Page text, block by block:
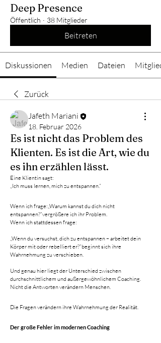
Deep Presence
Öffentlich · 38 Mitglieder
Beitreten
Diskussionen Medien Dateien
Zurück
Jafeth Mariani
18. Februar 2026
Es ist nicht das Problem des
Klienten. Es ist die Art, wie du
es ihn erzählen lässt.
Eine Klientin sagt:
„Ich muss lernen, mich zu entspannen.“
Wenn ich frage:„Warum kannst du dich nicht
entspannen?“vergrößere ich ihr Problem.
Wenn ich stattdessen frage:
„Wenn du versuchst, dich zu entspannen – arbeitet dein
Körper mit oder rebelliert er?“beginnt sich ihre
Wahrnehmung zu verschieben.
Und genau hier liegt der Unterschied zwischen
durchschnittlichem und außergewöhnlichem Coaching.
Nicht die Antworten verändern Menschen.
Die Fragen verändern ihre Wahrnehmung der Realität.
Der große Fehler im modernen Coaching